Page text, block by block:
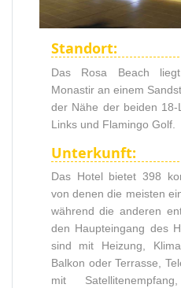
Standort:
Das Rosa Beach
Monastir an einem
der Nähe der beiden 18-
Links und Flamingo Golf.
Unterkunft:
Das Hotel bietet 398
von denen die meisten
während die anderen
den Haupteingang des
sind mit Heizung,
Balkon oder Terrasse,
mit